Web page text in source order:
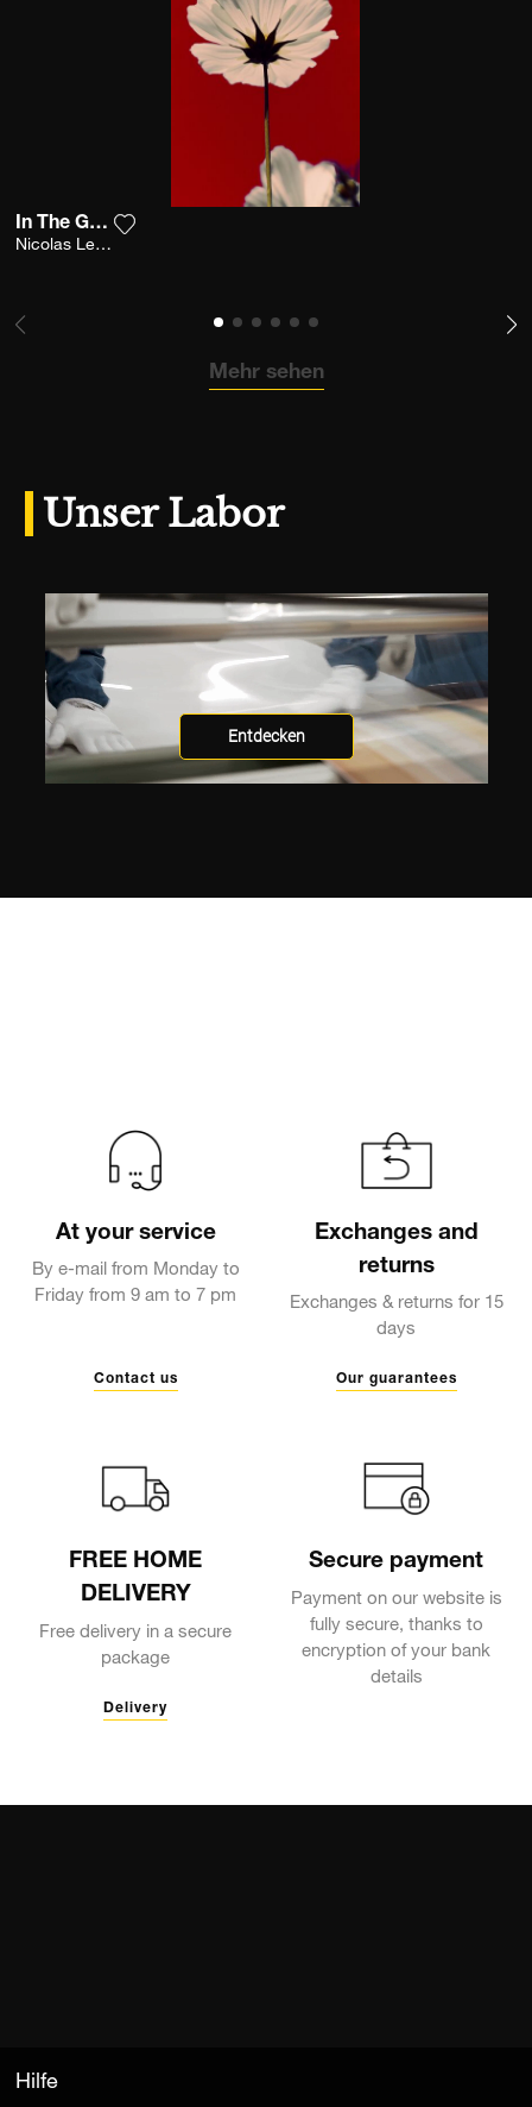
In The Garden
Nicolas Leconte
Mehr sehen
Unser Labor
Entdecken
At your service
By e-mail from Monday to
Friday from 9 am to 7 pm
Contact us
Exchanges and
returns
Exchanges & returns for 15
days
Our guarantees
FREE HOME
DELIVERY
Free delivery in a secure
package
Delivery
Secure payment
Payment on our website is
fully secure, thanks to
encryption of your bank
details
Hilfe